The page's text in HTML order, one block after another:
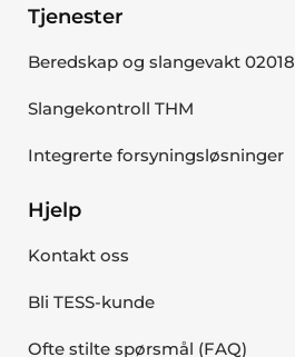
Tjenester
Beredskap og slangevakt 02018
Slangekontroll THM
Integrerte forsyningsløsninger
Hjelp
Kontakt oss
Bli TESS-kunde
Ofte stilte spørsmål (FAQ)